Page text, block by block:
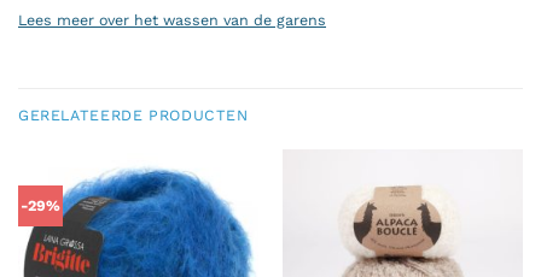
Lees meer over het wassen van de garens
GERELATEERDE PRODUCTEN
-29%